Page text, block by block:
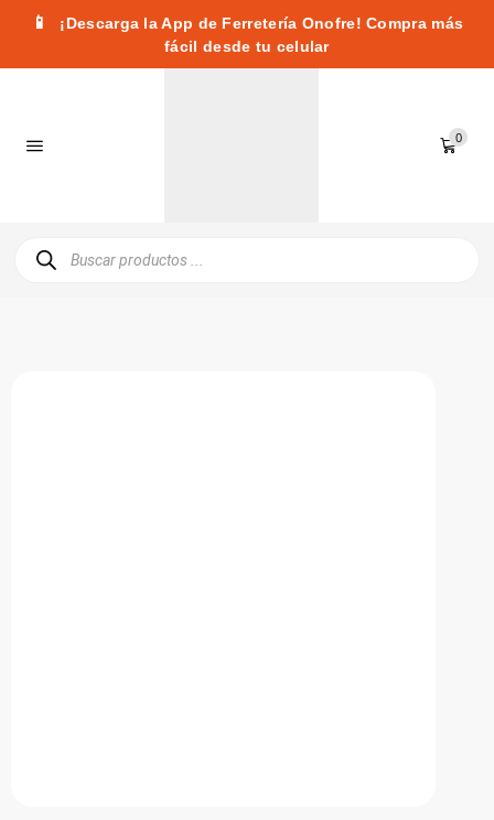
📱
¡Descarga la App de Ferretería Onofre! Compra más
fácil desde tu celular
0